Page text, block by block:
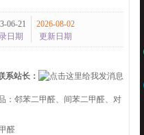
06-21
日期
2026-08-02
更新日期
系站长：
：邻苯二甲醛、间苯二甲醛、对
醛